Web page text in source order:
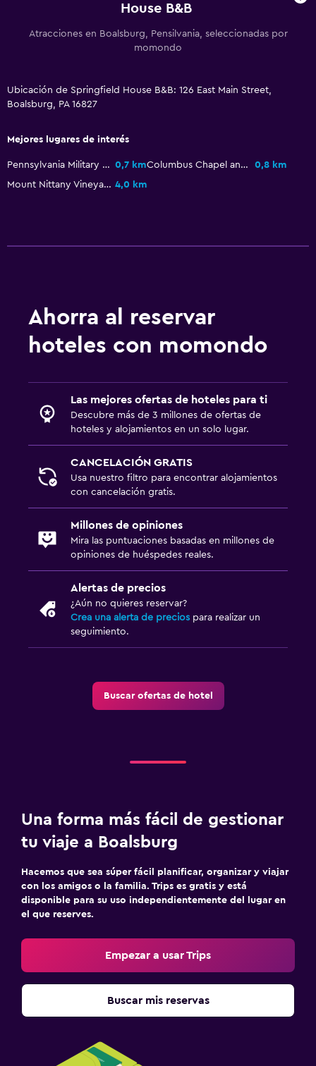
House B&B
Atracciones en Boalsburg, Pensilvania, seleccionadas por
momondo
Ubicación de Springfield House B&B: 126 East Main Street,
Boalsburg, PA 16827
Mejores lugares de interés
Pennsylvania Military Museum 0,7 km Columbus Chapel and Boal Mansion Museum
0,8 km
Mount Nittany Vineyard & Winery 4,0 km
Ahorra al reservar
hoteles con momondo
Las mejores ofertas de hoteles para ti
Descubre más de 3 millones de ofertas de
hoteles y alojamientos en un solo lugar.
CANCELACIÓN GRATIS
Usa nuestro filtro para encontrar alojamientos
con cancelación gratis.
Millones de opiniones
Mira las puntuaciones basadas en millones de
opiniones de huéspedes reales.
Alertas de precios
¿Aún no quieres reservar?
Crea una alerta de precios para realizar un
seguimiento.
Buscar ofertas de hotel
Una forma más fácil de gestionar
tu viaje a Boalsburg
Hacemos que sea súper fácil planificar, organizar y viajar
con los amigos o la familia. Trips es gratis y está
disponible para su uso independientemente del lugar en
el que reserves.
Empezar a usar Trips
Buscar mis reservas